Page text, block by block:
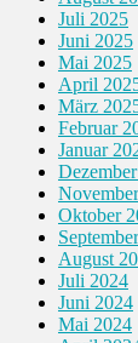
Juli 2025
Juni 2025
Mai 2025
April
März
Februar
Januar
Oktober
August
Juli 2024
Juni 2024
Mai 2024